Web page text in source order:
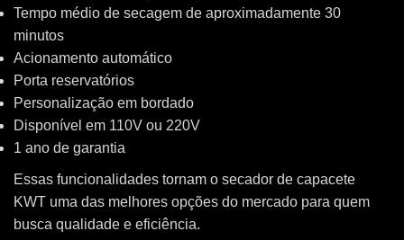
Tempo médio de secagem de aproximadamente 30
minutos
Acionamento automático
Porta reservatórios
Personalização em bordado
Disponível em 110V ou 220V
1 ano de garantia
Essas funcionalidades tornam o secador de capacete
KWT uma das melhores opções do mercado para quem
busca qualidade e eficiência.